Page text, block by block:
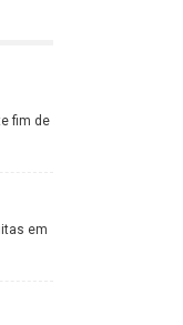
fim de
em